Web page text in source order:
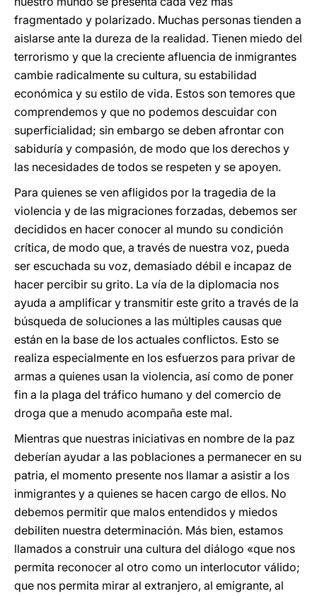
fragmentado y polarizado. Muchas personas tienden a
aislarse ante la dureza de la realidad. Tienen miedo del
terrorismo y que la creciente afluencia de inmigrantes
cambie radicalmente su cultura, su estabilidad
económica y su estilo de vida. Estos son temores que
comprendemos y que no podemos descuidar con
superficialidad; sin embargo se deben afrontar con
sabiduría y compasión, de modo que los derechos y
las necesidades de todos se respeten y se apoyen.
Para quienes se ven afligidos por la tragedia de la
violencia y de las migraciones forzadas, debemos ser
decididos en hacer conocer al mundo su condición
crítica, de modo que, a través de nuestra voz, pueda
ser escuchada su voz, demasiado débil e incapaz de
hacer percibir su grito. La vía de la diplomacia nos
ayuda a amplificar y transmitir este grito a través de la
búsqueda de soluciones a las múltiples causas que
están en la base de los actuales conflictos. Esto se
realiza especialmente en los esfuerzos para privar de
armas a quienes usan la violencia, así como de poner
fin a la plaga del tráfico humano y del comercio de
droga que a menudo acompaña este mal.
Mientras que nuestras iniciativas en nombre de la paz
deberían ayudar a las poblaciones a permanecer en su
patria, el momento presente nos llamar a asistir a los
inmigrantes y a quienes se hacen cargo de ellos. No
debemos permitir que malos entendidos y miedos
debiliten nuestra determinación. Más bien, estamos
llamados a construir una cultura del diálogo «que nos
permita reconocer al otro como un interlocutor válido;
que nos permita mirar al extranjero, al emigrante, al